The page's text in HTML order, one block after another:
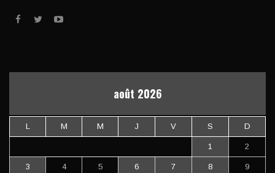
août 2026
L M M J V S D
1 2
3 4 5 6 7 8 9